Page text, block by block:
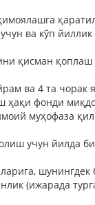
ва кўп
қисман
ва 4 та
ҳақи фонди
муҳофаза
учун йилда
(ижарада